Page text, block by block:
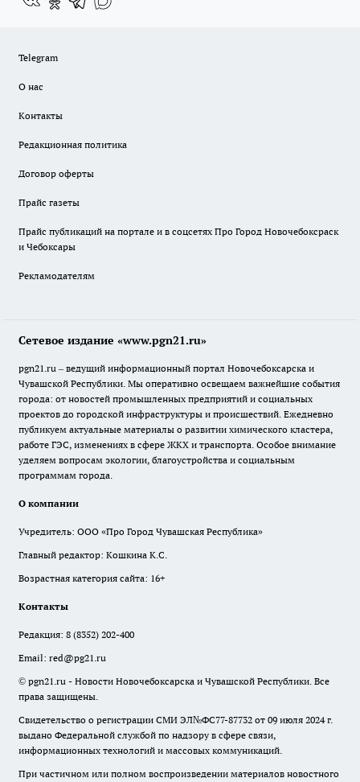
Telegram
О нас
Контакты
Редакционная политика
Договор оферты
Прайс газеты
Прайс публикаций на портале и в соцсетях Про Город Новочебоксраск
и Чебоксары
Рекламодателям
Сетевое издание «www.pgn21.ru»
pgn21.ru – ведущий информационный портал Новочебоксарска и
Чувашской Республики. Мы оперативно освещаем важнейшие события
города: от новостей промышленных предприятий и социальных
проектов до городской инфраструктуры и происшествий. Ежедневно
публикуем актуальные материалы о развитии химического кластера,
работе ГЭС, изменениях в сфере ЖКХ и транспорта. Особое внимание
уделяем вопросам экологии, благоустройства и социальным
программам города.
О компании
Учредитель: ООО «Про Город Чувашская Республика»
Главный редактор: Кошкина К.С.
Возрастная категория сайта: 16+
Контакты
Редакция: 8 (8352) 202-400
Email: red@pg21.ru
© pgn21.ru - Новости Новочебоксарска и Чувашской Республики. Все
права защищены.
Свидетельство о регистрации СМИ ЭЛ№ФС77-87732 от 09 июля 2024 г.
выдано Федеральной службой по надзору в сфере связи,
информационных технологий и массовых коммуникаций.
При частичном или полном воспроизведении материалов новостного